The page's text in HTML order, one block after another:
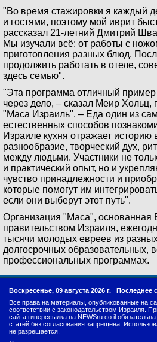
"Во время стажировки я каждый
и гостями, поэтому мой иврит
рассказал 21-летний Дмитрий
Мы изучали всё: от работы с
приготовления разных блюд.
продолжить работать в отеле,
здесь семью".
"Эта программа отличный
через дело, – сказал Меир Хольц,
"Маса Израиль". – Еда один из
естественных способов
Израиле кухня отражает историю
разнообразие, творческий дух,
между людьми. Участники не
и практический опыт, но и
чувство принадлежности и
которые помогут им
если они выберут этот путь".
Организация "Маса", основанная
правительством Израиля,
тысячи молодых евреев из
долгосрочных образовательных,
профессиональных программах.
Воскресенье, 09 августа 2026 г. Последнее
Все права на материалы, опубликованные на
соответствии с законодательством Израиля.
сайта гиперссылка на NEWSru.co.il
статей без согласования запрещена.
не разрешается.